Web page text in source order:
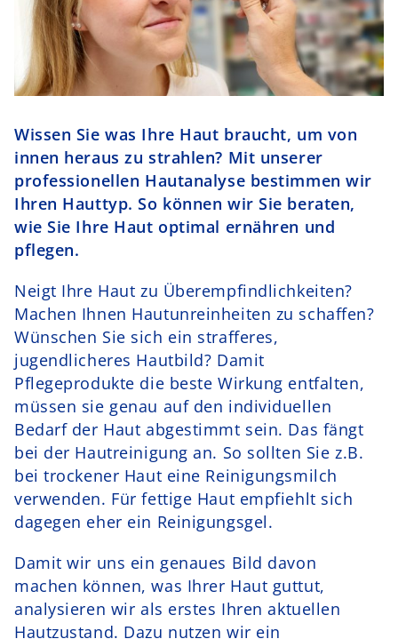
Schurr Murr
Kontakt
Wissen Sie was Ihre Haut braucht, um von
innen heraus zu strahlen? Mit unserer
professionellen Hautanalyse bestimmen wir
Ihren Hauttyp. So können wir Sie beraten,
wie Sie Ihre Haut optimal ernähren und
pflegen.
Neigt Ihre Haut zu Überempfindlichkeiten?
Machen Ihnen Hautunreinheiten zu schaffen?
Wünschen Sie sich ein strafferes,
jugendlicheres Hautbild? Damit
Pflegeprodukte die beste Wirkung entfalten,
müssen sie genau auf den individuellen
Bedarf der Haut abgestimmt sein. Das fängt
bei der Hautreinigung an. So sollten Sie z.B.
bei trockener Haut eine Reinigungsmilch
verwenden. Für fettige Haut empfiehlt sich
dagegen eher ein Reinigungsgel.
Damit wir uns ein genaues Bild davon
machen können, was Ihrer Haut guttut,
analysieren wir als erstes Ihren aktuellen
Hautzustand. Dazu nutzen wir ein